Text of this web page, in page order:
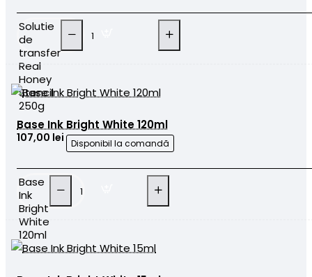
Solutie
de
transfer
Real
Honey
Stencil
250g
Base Ink Bright White 120ml
Disponibil la comandă
107,00 lei
Base
Ink
Bright
White
120ml